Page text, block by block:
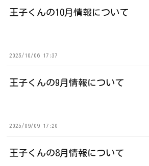
王子くんの10月情報について
2025/10/06 17:37
王子くんの9月情報について
2025/09/09 17:20
王子くんの8月情報について